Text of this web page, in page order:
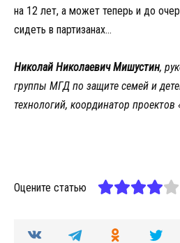
на 12 лет, а может теперь и до
сидеть в партизанах…
Николай Николаевич Мишустин,
группы МГД по защите семей и
технологий, координатор проектов
Оцените статью